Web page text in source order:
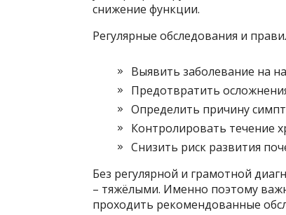
снижение функции.
Регулярные обследования и
Выявить заболевание на
Предотвратить
Определить причину
Контролировать течение
Снизить риск развития
Без регулярной и грамотной
– тяжёлыми. Именно поэтому
проходить рекомендованные